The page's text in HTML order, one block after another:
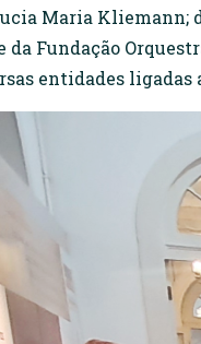
Maria Kliemann;
Fundação
entidades ligadas